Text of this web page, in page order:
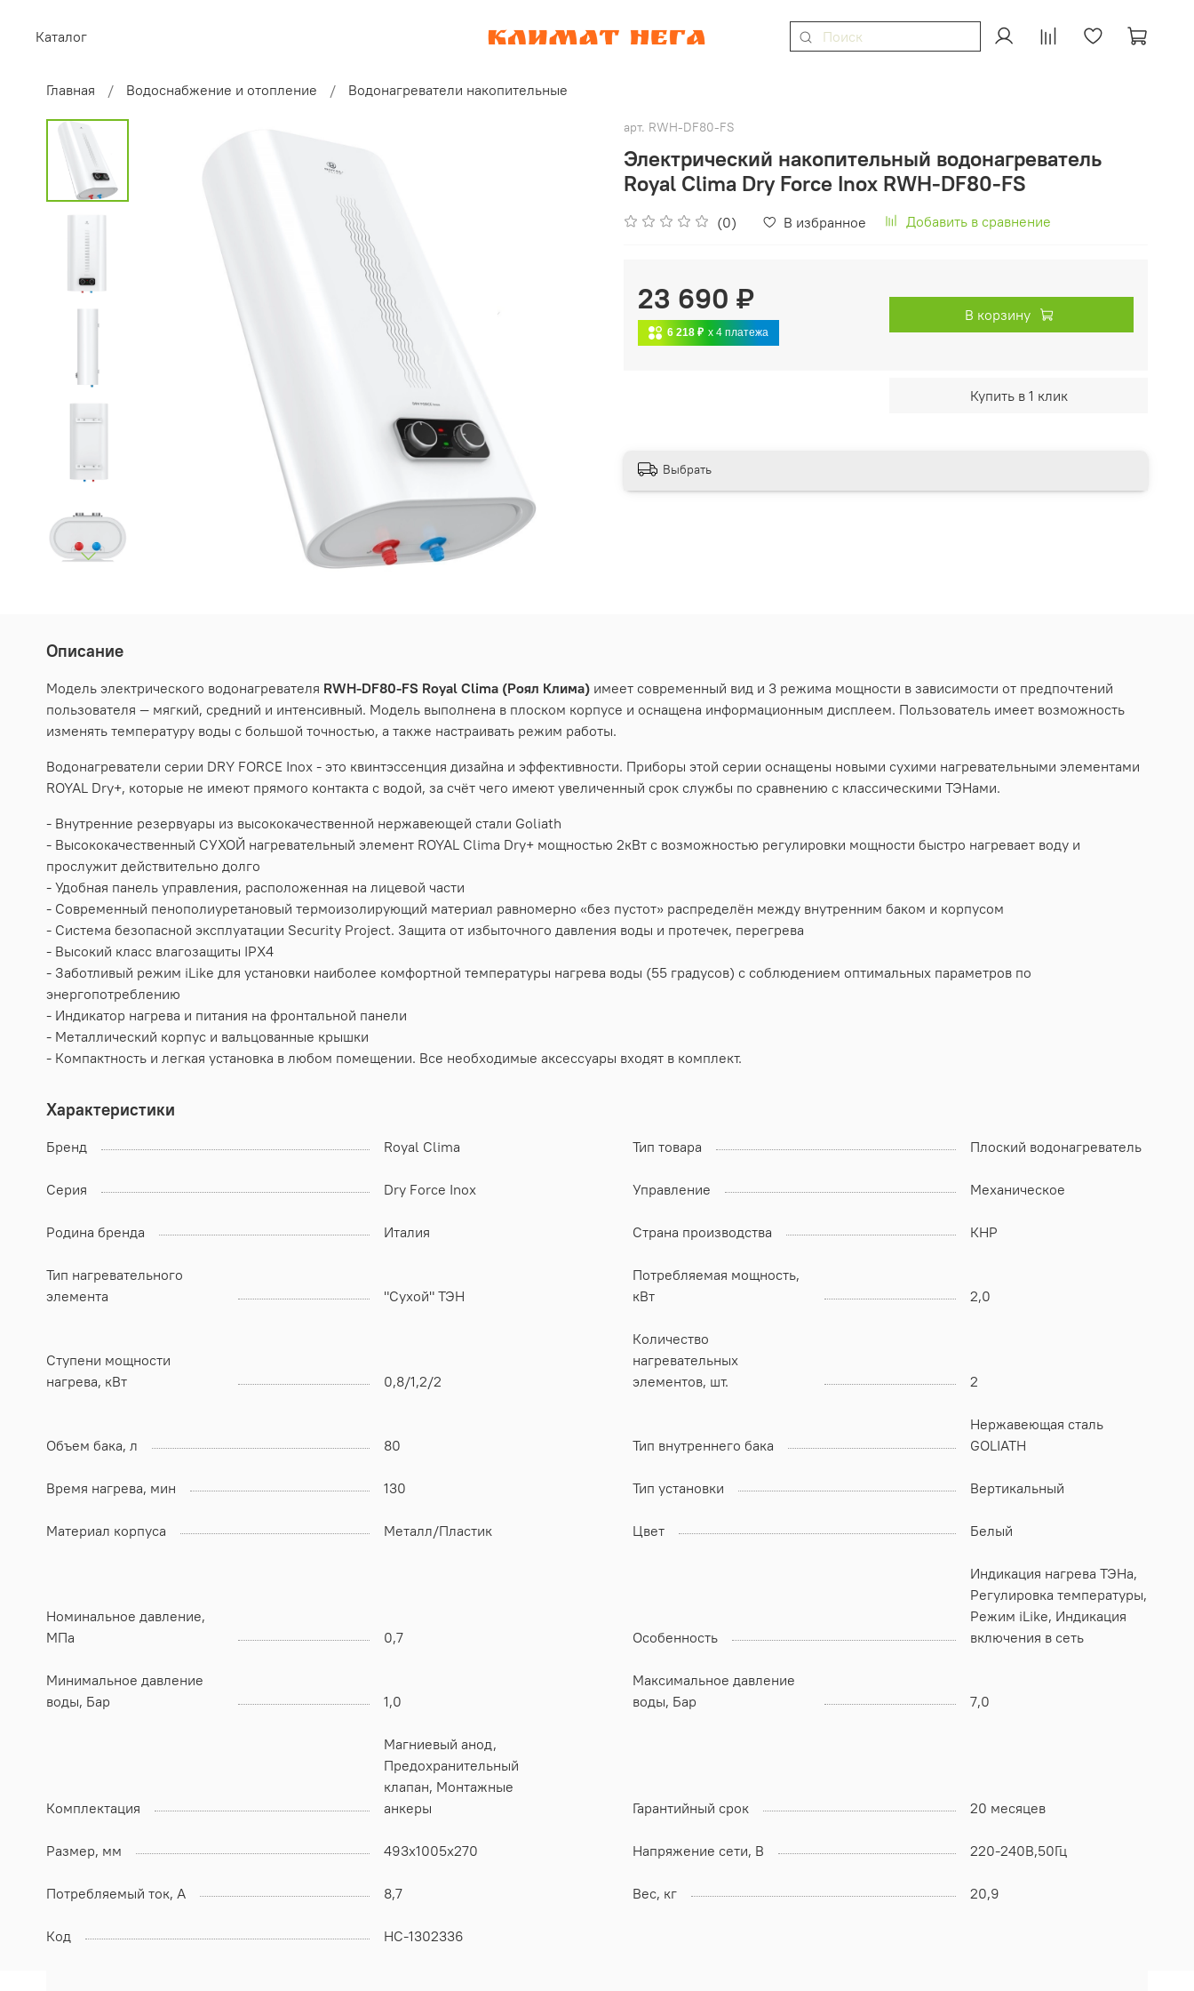
Каталог
Главная Водоснабжение и отопление Водонагреватели накопительные
арт. RWH-DF80-FS
Электрический накопительный водонагреватель
Royal Clima Dry Force Inox RWH-DF80-FS
(0) В избранное Добавить в сравнение
23 690 ₽
6 218 ₽ x 4 платежа
В корзину
Купить в 1 клик
Выбрать
Описание
Модель электрического водонагревателя RWH-DF80-FS Royal Clima (Роял Клима) имеет современный вид и 3 режима мощности в зависимости от предпочтений
пользователя — мягкий, средний и интенсивный. Модель выполнена в плоском корпусе и оснащена информационным дисплеем. Пользователь имеет возможность
изменять температуру воды с большой точностью, а также настраивать режим работы.
Водонагреватели серии DRY FORCE Inox - это квинтэссенция дизайна и эффективности. Приборы этой серии оснащены новыми сухими нагревательными элементами
ROYAL Dry+, которые не имеют прямого контакта с водой, за счёт чего имеют увеличенный срок службы по сравнению с классическими ТЭНами.
- Внутренние резервуары из высококачественной нержавеющей стали Goliath
- Высококачественный СУХОЙ нагревательный элемент ROYAL Clima Dry+ мощностью 2кВт с возможностью регулировки мощности быстро нагревает воду и
прослужит действительно долго
- Удобная панель управления, расположенная на лицевой части
- Современный пенополиуретановый термоизолирующий материал равномерно «без пустот» распределён между внутренним баком и корпусом
- Система безопасной эксплуатации Security Project. Защита от избыточного давления воды и протечек, перегрева
- Высокий класс влагозащиты IPX4
- Заботливый режим iLike для установки наиболее комфортной температуры нагрева воды (55 градусов) с соблюдением оптимальных параметров по
энергопотреблению
- Индикатор нагрева и питания на фронтальной панели
- Металлический корпус и вальцованные крышки
- Компактность и легкая установка в любом помещении. Все необходимые аксессуары входят в комплект.
Характеристики
Бренд Royal Clima Тип товара Плоский водонагреватель
Серия Dry Force Inox Управление Механическое
Родина бренда Италия Страна производства КНР
Тип нагревательного
элемента
"Сухой" ТЭН
Потребляемая мощность,
кВт
2,0
Ступени мощности
нагрева, кВт
0,8/1,2/2
Количество
нагревательных
элементов, шт.
2
Объем бака, л 80 Тип внутреннего бака
Нержавеющая сталь
GOLIATH
Время нагрева, мин 130 Тип установки Вертикальный
Материал корпуса Металл/Пластик Цвет Белый
Номинальное давление,
МПа
0,7 Особенность
Индикация нагрева ТЭНа,
Регулировка температуры,
Режим iLike, Индикация
включения в сеть
Минимальное давление
воды, Бар
1,0
Максимальное давление
воды, Бар
7,0
Комплектация
Магниевый анод,
Предохранительный
клапан, Монтажные
анкеры
Гарантийный срок 20 месяцев
Размер, мм 493x1005x270 Напряжение сети, В 220-240В,50Гц
Потребляемый ток, А 8,7 Вес, кг 20,9
Код НС-1302336